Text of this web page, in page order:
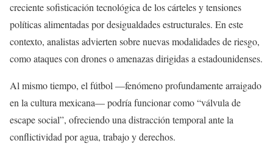
creciente sofisticación tecnológica de los cárteles y tensiones
políticas alimentadas por desigualdades estructurales. En este
contexto, analistas advierten sobre nuevas modalidades de riesgo,
como ataques con drones o amenazas dirigidas a estadounidenses.
Al mismo tiempo, el fútbol —fenómeno profundamente arraigado
en la cultura mexicana— podría funcionar como “válvula de
escape social”, ofreciendo una distracción temporal ante la
conflictividad por agua, trabajo y derechos.